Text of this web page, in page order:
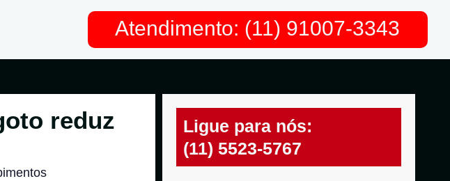
Atendimento: (11) 91007-3343
reduz
Ligue para nós:
(11) 5523-5767